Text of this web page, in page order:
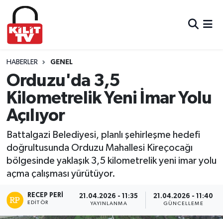
HABERLER GENEL
Orduzu'da 3,5
Kilometrelik Yeni İmar Yolu
Açılıyor
Battalgazi Belediyesi, planlı şehirleşme hedefi
doğrultusunda Orduzu Mahallesi Kireçocağı
bölgesinde yaklaşık 3,5 kilometrelik yeni imar yolu
açma çalışması yürütüyor.
RECEP PERI
EDITÖR
21.04.2026 - 11:35
YAYINLANMA
21.04.2026 - 11:40
GÜNCELLEME
Hava Durumu
Trafik Durumu
Süper Lig Puan Durumu ve Fikstür
Tüm Manşetler
Son Dakika Haberleri
Haber Arşivi